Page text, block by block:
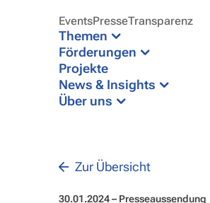
EventsPresseTransparenz
Themen
Förderungen
Projekte
News & Insights
Über uns
Zur Übersicht
30.01.2024 – Presseaussendung